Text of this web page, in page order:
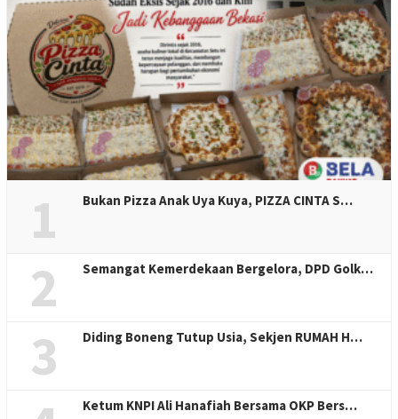
1 Bukan Pizza Anak Uya Kuya, PIZZA CINTA S…
2 Semangat Kemerdekaan Bergelora, DPD Golk…
3 Diding Boneng Tutup Usia, Sekjen RUMAH H…
Ketum KNPI Ali Hanafiah Bersama OKP Bers…